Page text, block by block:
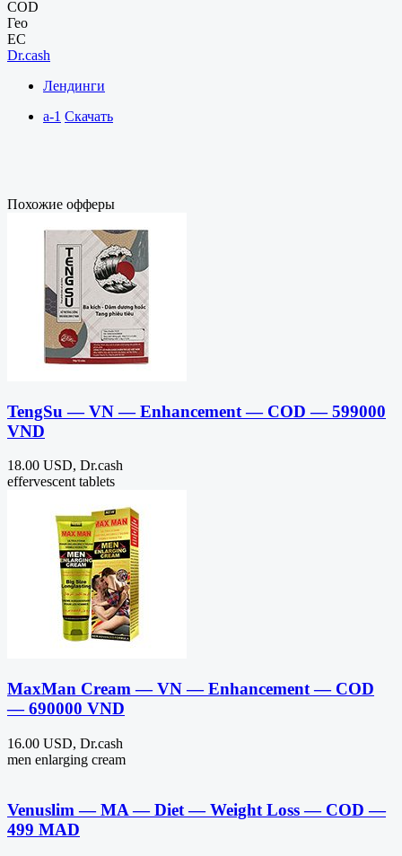
COD
Гео
EC
Dr.cash
Лендинги
a-1 Скачать
Похожие офферы
TengSu — VN — Enhancement — COD — 599000
VND
18.00 USD, Dr.cash
effervescent tablets
MaxMan Cream — VN — Enhancement — COD
— 690000 VND
16.00 USD, Dr.cash
men enlarging cream
Venuslim — MA — Diet — Weight Loss — COD —
499 MAD